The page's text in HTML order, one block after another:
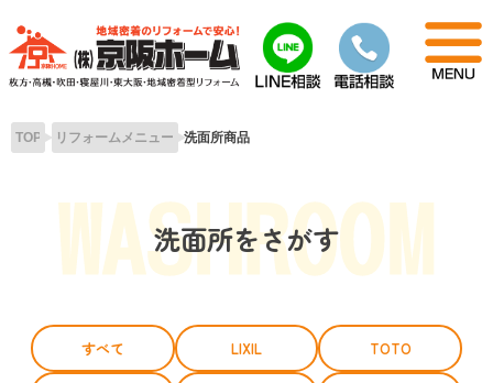
content
TOP リフォームメニュー 洗面所商品
洗面所をさがす
すべて LIXIL TOTO